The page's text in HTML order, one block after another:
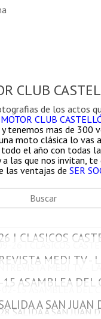
CLUB
de los actos
CLUB
tenemos mas de 300
moto clásica lo vas
el año con todas
a las que nos invitan, te
las ventajas de SER
I CLASICOS
ASAMBLEA DEL
A SAN JUAN